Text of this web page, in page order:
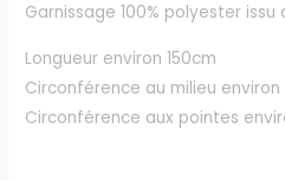
Garnissage 100% polyester
Longueur environ 150cm
Circonférence au milieu environ
Circonférence aux pointes